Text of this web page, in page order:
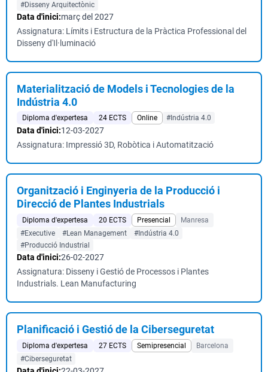
#Disseny Arquitectònic
Data d'inici:març del 2027
Assignatura: Límits i Estructura de la Pràctica Professional del
Disseny d'Il·luminació
Materialització de Models i Tecnologies de la
Indústria 4.0
Diploma d'expertesa 24 ECTS Online #Indústria 4.0
Data d'inici:12-03-2027
Assignatura: Impressió 3D, Robòtica i Automatització
Organització i Enginyeria de la Producció i
Direcció de Plantes Industrials
Diploma d'expertesa 20 ECTS Presencial
Manresa
#Executive
#Lean Management
#Indústria 4.0
#Producció Industrial
Data d'inici:26-02-2027
Assignatura: Disseny i Gestió de Processos i Plantes
Industrials. Lean Manufacturing
Planificació i Gestió de la Ciberseguretat
Diploma d'expertesa 27 ECTS Semipresencial
Barcelona
#Ciberseguretat